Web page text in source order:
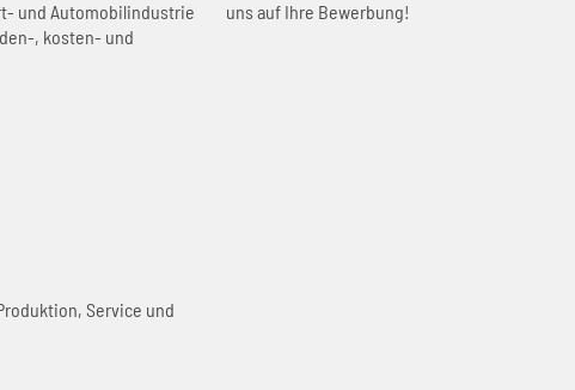
und Automobilindustrie
, kosten- und
Service und
uns auf Ihre Bewerbung!